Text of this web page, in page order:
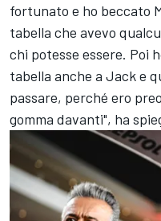
fortunato e ho beccato
tabella che avevo
chi potesse essere. Poi
tabella anche a Jack e
passare, perché ero
gomma davanti", ha